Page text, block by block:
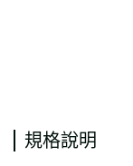
規格說明